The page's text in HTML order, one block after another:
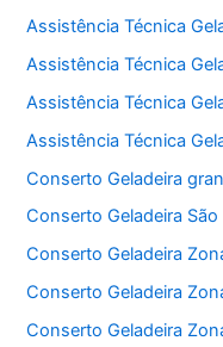
Assistência Técnica
Assistência Técnica
Assistência Técnica
Assistência Técnica
Conserto Geladeira
Conserto Geladeira São
Conserto Geladeira
Conserto Geladeira
Conserto Geladeira